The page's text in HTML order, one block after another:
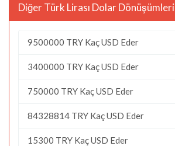
Diğer Türk Lirası Dolar Dönüşümleri
9500000 TRY Kaç USD Eder
3400000 TRY Kaç USD Eder
750000 TRY Kaç USD Eder
84328814 TRY Kaç USD Eder
15300 TRY Kaç USD Eder